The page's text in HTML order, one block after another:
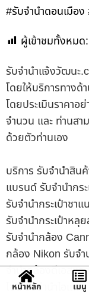
#รับจำนำดอนเมือง
ผู้เข้าชมทั้งหมด:
รับจํานําแจ้งวัฒนะ
โดยให้บริการทางด้
โดยประเมินราคาอ
จำนวน และ ท่านสา
ด้วยตัวท่านเอง
บริการ รับจำนำสินค้
แบรนด์ รับจำนำกร
รับจำนำกระเป๋าชา
รับจำนำกระเป๋าหลุ
รับจำนำกล้อง
กล้อง Nikon รับจ
จำนำกล้องดีเอสแ
โซนี่ รับจำนำไอแ
หน้าหลัก เมนู